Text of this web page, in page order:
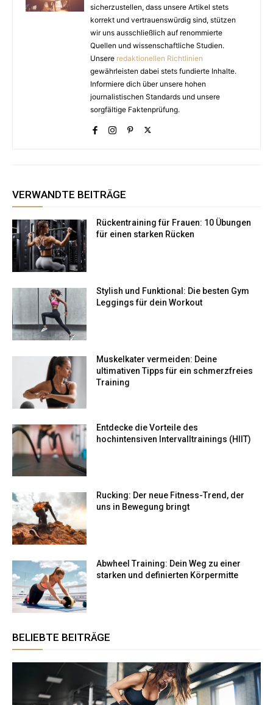
sicherzustellen, dass unsere Artikel stets
korrekt und vertrauenswürdig sind, stützen
wir uns ausschließlich auf renommierte
Quellen und wissenschaftliche Studien.
Unsere redaktionellen Richtlinien
gewährleisten dabei stets fundierte Inhalte.
Informiere dich über unsere hohen
journalistischen Standards und unsere
sorgfältige Faktenprüfung.
VERWANDTE BEITRÄGE
Rückentraining für Frauen: 10 Übungen
für einen starken Rücken
Stylish und Funktional: Die besten Gym
Leggings für dein Workout
Muskelkater vermeiden: Deine
ultimativen Tipps für ein schmerzfreies
Training
Entdecke die Vorteile des
hochintensiven Intervalltrainings (HIIT)
Rucking: Der neue Fitness-Trend, der
uns in Bewegung bringt
Abwheel Training: Dein Weg zu einer
starken und definierten Körpermitte
BELIEBTE BEITRÄGE